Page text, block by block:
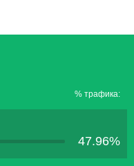
% трафика:
47.96%